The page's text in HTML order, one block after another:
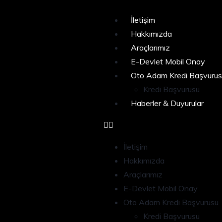
İletişim
Hakkımızda
Araçlarımız
E-Devlet Mobil Onay
Oto Adam Kredi
Kredi Başvurusu
Haberler & Duyurular
İletişim
Hakkımızda
Araçlarımız
E-Devlet Mobil Onay
Oto Adam Kredi Başvurusu
Kredi Başvurusu